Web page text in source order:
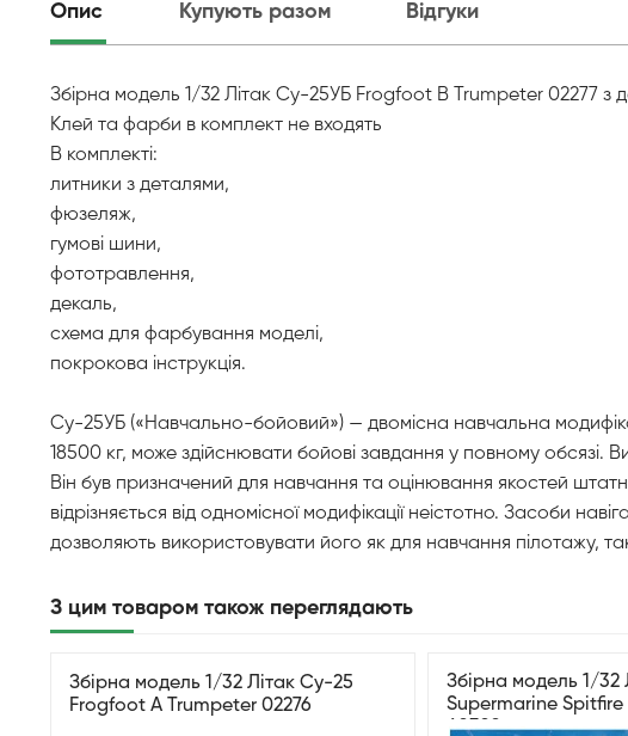
Опис Купують разом Відгуки
Збірна модель 1/32 Літак Су-25УБ Frogfoot B Trumpeter 02277 з
Клей та фарби в комплект не входять
В комплекті:
литники з деталями,
фюзеляж,
гумові шини,
фототравлення,
декаль,
схема для фарбування моделі,
покрокова інструкція.
Су-25УБ («Навчально-бойовий») — двомісна навчальна
18500 кг, може здійснювати бойові завдання у повному
Він був призначений для навчання та оцінювання якостей
відрізняється від одномісної модифікації неістотно. Засоби
дозволяють використовувати його як для навчання пілотажу,
З цим товаром також переглядають
Збірна модель 1/32 Літак Су-25
Frogfoot A Trumpeter 02276
Збірна модель 1/32
Supermarine Spitfire
60320